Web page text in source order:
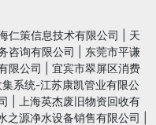
仁策信息技术有限公司
天
咨询有限公司
东莞市平谦
限公司
宜宾市翠屏区消费
系统-江苏康凯管业有限公
上海英杰废旧物资回收有
之源净水设备销售有限公司